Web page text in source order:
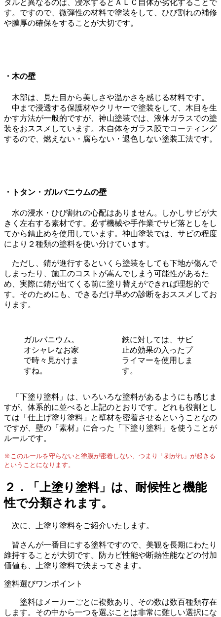
タルと異なるのは、浸水するとＡＬＣ自体が劣化することで
す。ですので、微弾性の材料で塗装をして、ひび割れの補修
や膜厚の確保をすることが大切です。
・木の壁
木部は、見た目から美しさや温かさを感じる材料です。
中まで浸透する保護材やクリヤーで塗装をして、木目を生
かす方法が一般的ですが、神山塗装では、液体ガラスでの塗
装をおススメしています。木自体をガラス膜でコーティング
するので、燃えない・腐らない・退色しない塗装工法です。
・トタン・ガルバニウムの壁
水の浸水・ひび割れの心配はありません。しかしサビが大
きく左右する素材です。必ず機械や手作業でサビ落としをし
てから錆止めを使用しています。神山塗装では、サビの程度
により２種類の塗料を使い分けています。
ただし、錆が進行するといくら塗装をしても下地が傷んで
しまったり、施工のコストが嵩んでしまう可能性があるた
め、実際に錆が出てくる前に塗り替えができれば理想的で
す。そのためにも、できるだけ早めの診断をおススメしてお
ります。
ガルバニウム。
オシャレなお家
で時々見かけま
すね。
鉄に対しては、サビ
止め効果の入ったプ
ライマーを使用しま
す。
「下塗り塗料」は、いろいろな塗料があるようにも感じま
すが、体系的に並べると上記のとおりです。どれも役割とし
ては「仕上げ塗り塗料」と壁材を密着させるということなの
ですが、壁の『素材』に合った「下塗り塗料」を使うことが
ルールです。
※このルールを守らないと塗膜が密着しない、つまり「剥がれ」が起きる
ということになります。
２．「上塗り塗料」は、耐候性と機能
性で分類されます。
次に、上塗り塗料をご紹介いたします。
皆さんが一番目にする塗料ですので、美観を長期にわたり
維持することが大切です。防カビ性能や断熱性能などの付加
価値も、上塗り塗料で決まってきます。
塗料選びワンポイント
塗料はメーカーごとに複数あり、その数は数百種類存在
します。その中から一つを選ぶことは非常に難しい選択にな